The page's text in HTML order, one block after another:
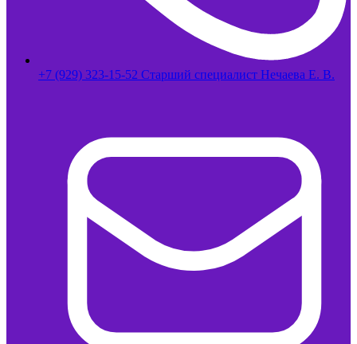
+7 (929) 323-15-52 Старший специалист Нечаева Е. В.